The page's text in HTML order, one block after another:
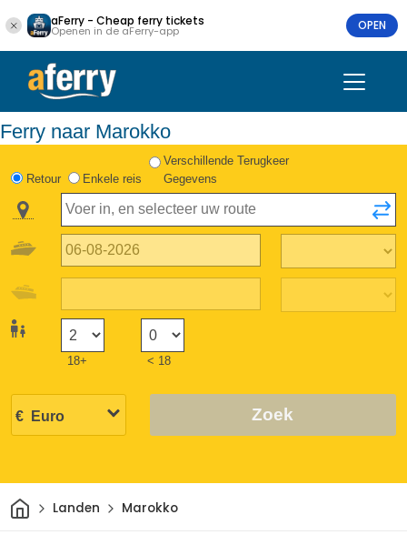
aFerry - Cheap ferry tickets
Openen in de aFerry-app OPEN
Ferry naar Marokko
Retour Enkele reis
Verschillende Terugkeer
Gegevens
18+ < 18
Zoek
ThuisLanden Marokko